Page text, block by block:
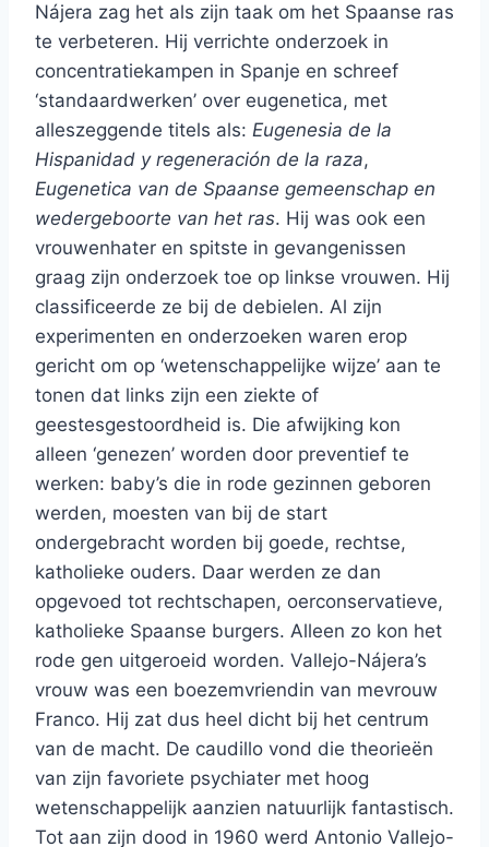
Nájera zag het als zijn taak om het Spaanse ras
te verbeteren. Hij verrichte onderzoek in
concentratiekampen in Spanje en schreef
‘standaardwerken’ over eugenetica, met
alleszeggende titels als: Eugenesia de la
Hispanidad y regeneración de la raza,
Eugenetica van de Spaanse gemeenschap en
wedergeboorte van het ras. Hij was ook een
vrouwenhater en spitste in gevangenissen
graag zijn onderzoek toe op linkse vrouwen. Hij
classificeerde ze bij de debielen. Al zijn
experimenten en onderzoeken waren erop
gericht om op ‘wetenschappelijke wijze’ aan te
tonen dat links zijn een ziekte of
geestesgestoordheid is. Die afwijking kon
alleen ‘genezen’ worden door preventief te
werken: baby’s die in rode gezinnen geboren
werden, moesten van bij de start
ondergebracht worden bij goede, rechtse,
katholieke ouders. Daar werden ze dan
opgevoed tot rechtschapen, oerconservatieve,
katholieke Spaanse burgers. Alleen zo kon het
rode gen uitgeroeid worden. Vallejo-Nájera’s
vrouw was een boezemvriendin van mevrouw
Franco. Hij zat dus heel dicht bij het centrum
van de macht. De caudillo vond die theorieën
van zijn favoriete psychiater met hoog
wetenschappelijk aanzien natuurlijk fantastisch.
Tot aan zijn dood in 1960 werd Antonio Vallejo-